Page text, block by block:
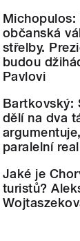
Michopulos:
občanská
střelby.
budou
Pavlovi
Bartkovský:
dělí na dva
paralelní
Jaké je
turistů?